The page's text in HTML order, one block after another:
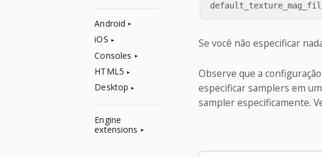
Android
iOS
Consoles
HTML5
Desktop
Engine
extensions
Se você não especificar
Observe que a
especificar samplers em
sampler especificamente.